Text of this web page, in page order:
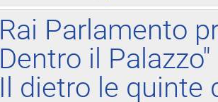
Rai Parlamento
Dentro il Palazzo"
Il dietro le quinte